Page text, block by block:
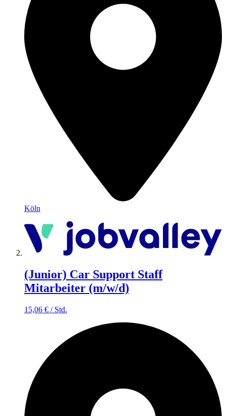
Köln
(Junior) Car Support Staff
Mitarbeiter (m/w/d)
15,06 € / Std.